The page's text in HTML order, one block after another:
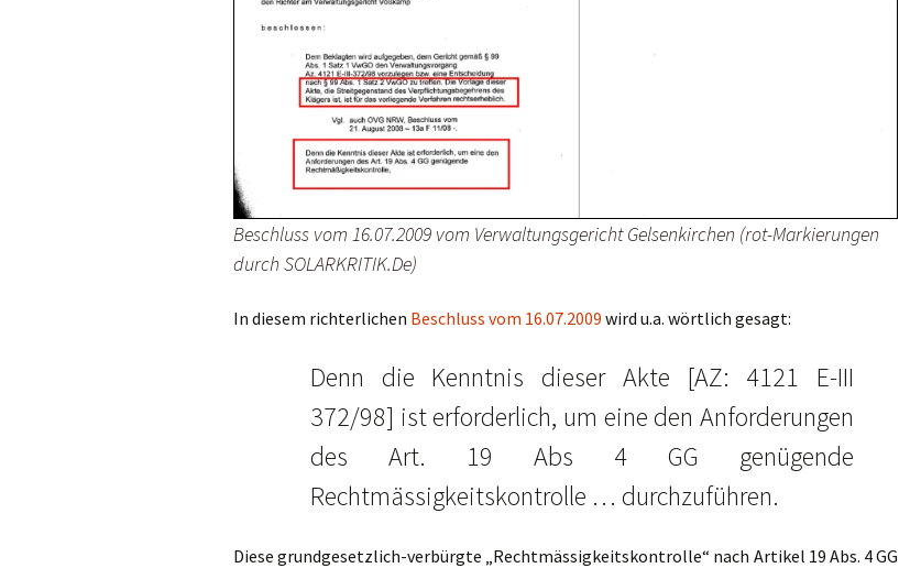
Beschluss vom 16.07.2009 vom Verwaltungsgericht Gelsenkirchen (rot-Markierungen
durch SOLARKRITIK.De)
In diesem richterlichen Beschluss vom 16.07.2009 wird u.a. wörtlich gesagt:
Denn die Kenntnis dieser Akte [AZ: 4121 E-III
372/98] ist erforderlich, um eine den Anforderungen
des Art. 19 Abs 4 GG genügende
Rechtmässigkeitskontrolle … durchzuführen.
Diese grundgesetzlich-verbürgte „Rechtmässigkeitskontrolle“ nach Artikel 19 Abs. 4 GG